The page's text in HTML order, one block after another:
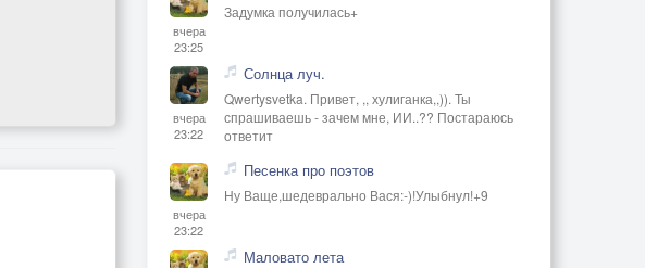
вчера
23:25
Задумка получилась+
вчера
23:22
Солнца луч.
Qwertysvetka. Привет, ,, хулиганка,,)). Ты
спрашиваешь - зачем мне, ИИ..?? Постараюсь
ответит
вчера
23:22
Песенка про поэтов
Ну Ваще,шедеврально Вася:-)!Улыбнул!+9
Маловато лета